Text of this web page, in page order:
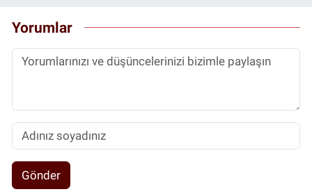
Yorumlar
Gönder